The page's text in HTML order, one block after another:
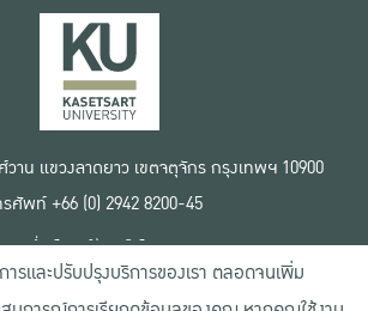
าน แขวงลาดยาว เขตจตุจักร กรุงเทพฯ 10900
รศัพท์ +66 (0) 2942 8200-45
เงื่อนไขการใช้งานเว็บไซต์
ข้อตกลงด้านสิทธิ์ใช้งาน
นโยบายความเป็นส่วนตัว
ารและปรับปรุงบริการของเรา ตลอดจนเพิ่ม